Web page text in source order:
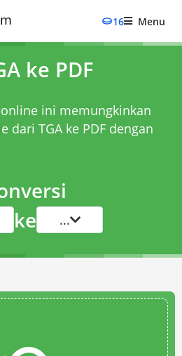
16 Menu
ke PDF
ini memungkinkan
dari TGA ke PDF dengan
ke ...